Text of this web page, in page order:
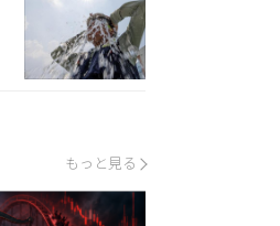
もっと見る